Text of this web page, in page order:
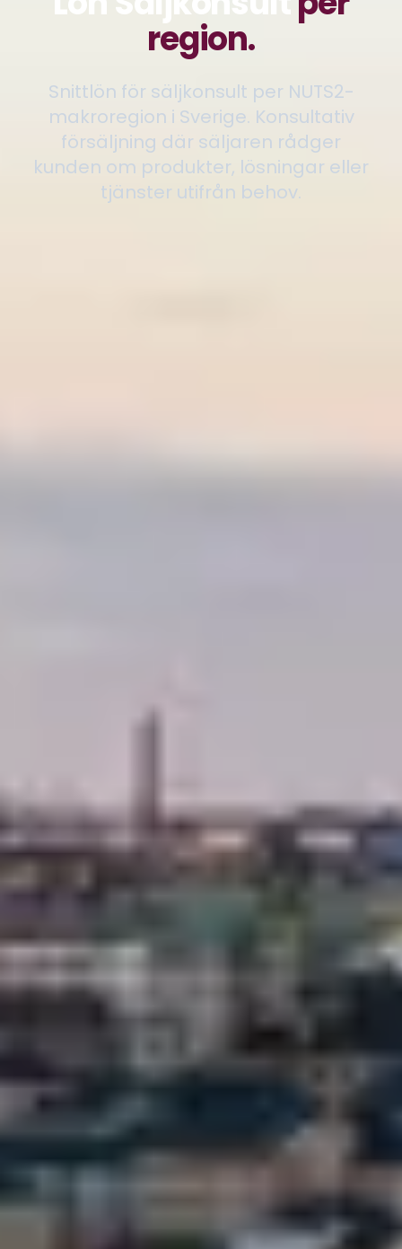
region.
Snittlön för säljkonsult per NUTS2-
makroregion i Sverige. Konsultativ
försäljning där säljaren rådger
kunden om produkter, lösningar eller
tjänster utifrån behov.